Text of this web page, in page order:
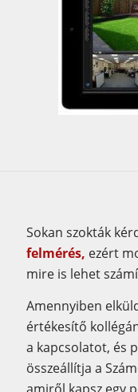
Sokan szokták
felmérés, ezért
mire is lehet
Amennyiben
értékesítő
a kapcsolatot, és
összeállítja a